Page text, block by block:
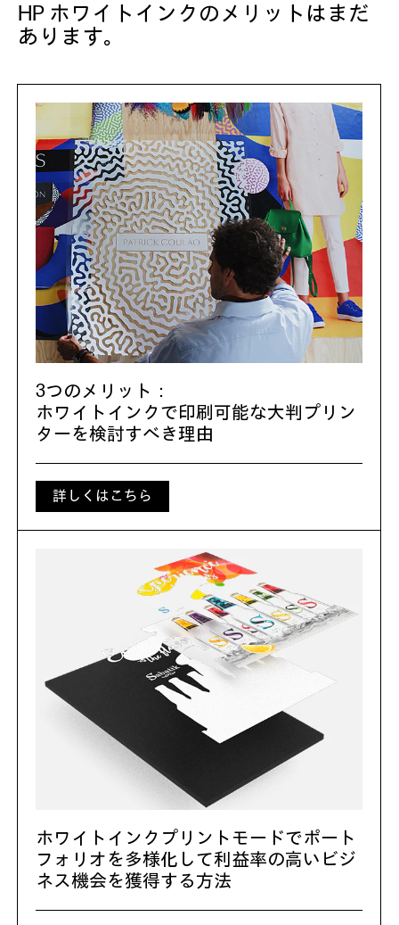
HP ホワイトインクのメリットはまだ
あります。
3つのメリット：
ホワイトインクで印刷可能な大判プリン
ターを検討すべき理由
詳しくはこちら
ホワイトインクプリントモードでポート
フォリオを多様化して利益率の高いビジ
ネス機会を獲得する方法